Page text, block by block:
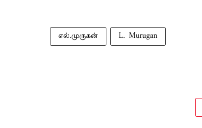
எல்.முருகன் L. Murugan